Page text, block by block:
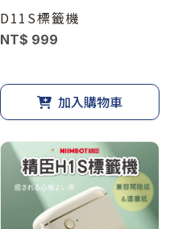
D11S標籤機
NT$ 999
加入購物車